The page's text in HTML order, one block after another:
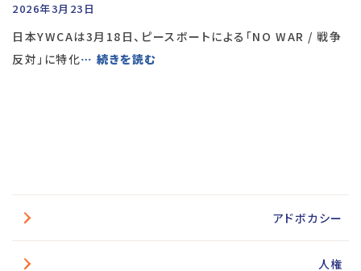
2026年3月23日
日本YWCAは3月18日、ピースボートによる「NO WAR / 戦争
反対」に特化… 続きを読む
アドボカシー
人権